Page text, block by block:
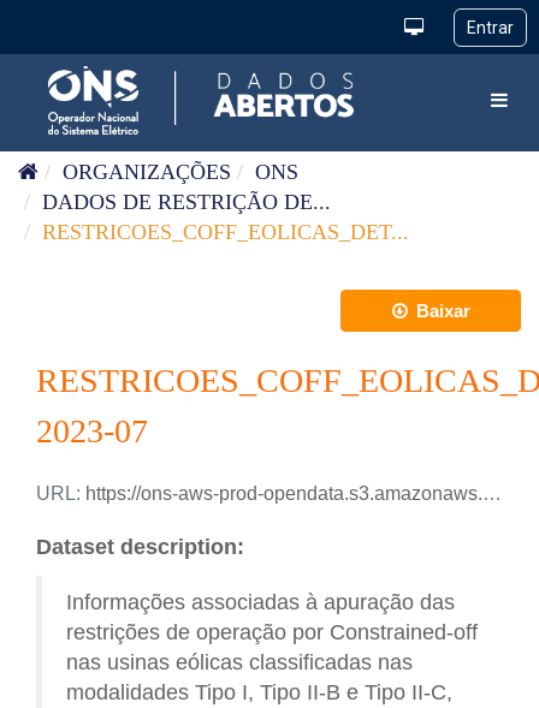
ORGANIZAÇÕES
ONS
DADOS DE RESTRIÇÃO DE...
RESTRICOES_COFF_EOLICAS_DET...
Baixar
2023-07
URL: https://ons-aws-prod-opendata.s3.amazonaws.com/dataset/restricao_coff_eolica_detail_tm/RESTRICAO_COFF_EOLICA_DETAIL_2023_07.xlsx
Dataset description:
Informações associadas à apuração das
restrições de operação por Constrained-off
nas usinas eólicas classificadas nas
modalidades Tipo I, Tipo II-B e Tipo II-C,